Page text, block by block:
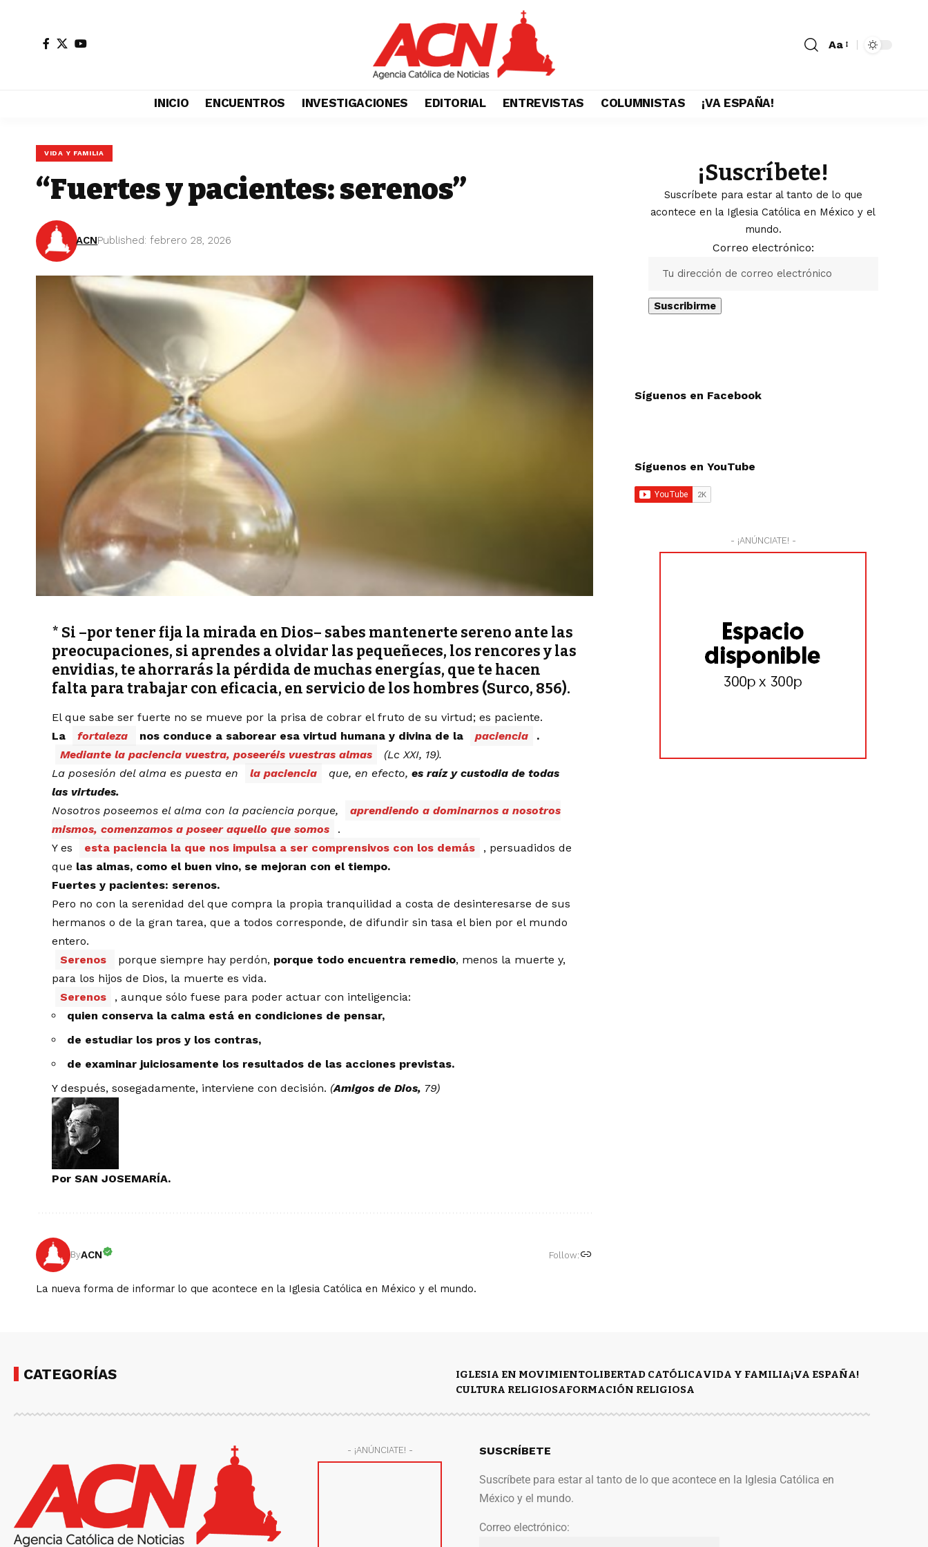
Aa
INICIO ENCUENTROS INVESTIGACIONES EDITORIAL ENTREVISTAS COLUMNISTAS ¡VA ESPAÑA!
VIDA Y FAMILIA
“Fuertes y pacientes: serenos”
ACNPublished: febrero 28, 2026
* Si –por tener fija la mirada en Dios– sabes mantenerte sereno ante las
preocupaciones, si aprendes a olvidar las pequeñeces, los rencores y las
envidias, te ahorrarás la pérdida de muchas energías, que te hacen
falta para trabajar con eficacia, en servicio de los hombres (Surco, 856).
El que sabe ser fuerte no se mueve por la prisa de cobrar el fruto de su virtud; es paciente.
La
fortaleza nos conduce a saborear esa virtud humana y divina de la paciencia
.
Mediante la paciencia vuestra, poseeréis vuestras almas
(Lc XXI, 19).
La posesión del alma es puesta en
la paciencia que, en efecto,es raíz y custodia de todas
las virtudes.
Nosotros poseemos el alma con la paciencia porque,
aprendiendo a dominarnos a nosotros
mismos, comenzamos a poseer aquello que somos
.
Y es
esta paciencia la que nos impulsa a ser comprensivos con los demás
, persuadidos de
que las almas, como el buen vino, se mejoran con el tiempo.
Fuertes y pacientes: serenos.
Pero no con la serenidad del que compra la propia tranquilidad a costa de desinteresarse de sus
hermanos o de la gran tarea, que a todos corresponde, de difundir sin tasa el bien por el mundo
entero.
Serenos
porque siempre hay perdón, porque todo encuentra remedio, menos la muerte y,
para los hijos de Dios, la muerte es vida.
Serenos
, aunque sólo fuese para poder actuar con inteligencia:
quien conserva la calma está en condiciones de pensar,
de estudiar los pros y los contras,
de examinar juiciosamente los resultados de las acciones previstas.
Y después, sosegadamente, interviene con decisión. (Amigos de Dios, 79)
Por SAN JOSEMARÍA.
ByACN Follow:
La nueva forma de informar lo que acontece en la Iglesia Católica en México y el mundo.
¡Suscríbete!
Suscríbete para estar al tanto de lo que
acontece en la Iglesia Católica en México y el
mundo.
Correo electrónico:
Síguenos en Facebook
Síguenos en YouTube
- ¡ANÚNCIATE! -
CATEGORÍAS IGLESIA EN MOVIMIENTOLIBERTAD CATÓLICAVIDA Y FAMILIA¡VA ESPAÑA!
CULTURA RELIGIOSAFORMACIÓN RELIGIOSA
- ¡ANÚNCIATE! - SUSCRÍBETE
Suscríbete para estar al tanto de lo que acontece en la Iglesia Católica en
México y el mundo.
Correo electrónico: